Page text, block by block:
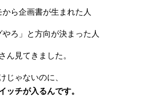
ら企画書が生まれた人
やろ」と方向が決まった人
ん見てきました。
じゃないのに、
ッチが入るんです。